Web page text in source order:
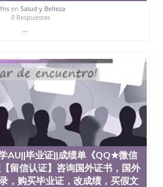
en Salud y Belleza
0 Respuestas
...
AU||毕业证||成绩单《QQ★微信
留信认证】咨询国外证书，国外
，购买毕业证，改成绩，买假文